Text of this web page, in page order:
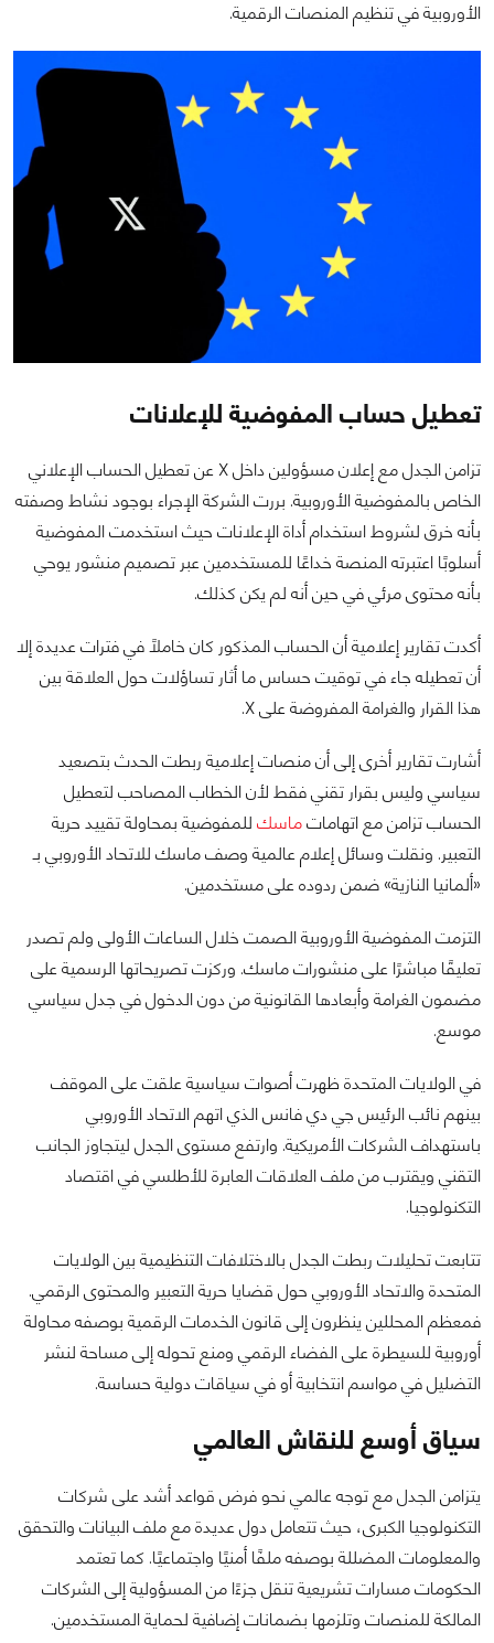
الأوروبية في تنظيم المنصات الرقمية.
تعطيل حساب المفوضية للإعلانات
تزامن الجدل مع إعلان مسؤولين داخل X عن تعطيل الحساب الإعلاني
الخاص بالمفوضية الأوروبية. بررت الشركة الإجراء بوجود نشاط وصفته
بأنه خرق لشروط استخدام أداة الإعلانات حيث استخدمت المفوضية
أسلوبًا اعتبرته المنصة خداعًا للمستخدمين عبر تصميم منشور يوحي
بأنه محتوى مرئي في حين أنه لم يكن كذلك.
أكدت تقارير إعلامية أن الحساب المذكور كان خاملًا في فترات عديدة إلا
أن تعطيله جاء في توقيت حساس ما أثار تساؤلات حول العلاقة بين
هذا القرار والغرامة المفروضة على X.
أشارت تقارير أخرى إلى أن منصات إعلامية ربطت الحدث بتصعيد
سياسي وليس بقرار تقني فقط لأن الخطاب المصاحب لتعطيل
الحساب تزامن مع اتهاماتماسك للمفوضية بمحاولة تقييد حرية
التعبير. ونقلت وسائل إعلام عالمية وصف ماسك للاتحاد الأوروبي بـ
«ألمانيا النازية» ضمن ردوده على مستخدمين.
التزمت المفوضية الأوروبية الصمت خلال الساعات الأولى ولم تصدر
تعليقًا مباشرًا على منشورات ماسك. وركزت تصريحاتها الرسمية على
مضمون الغرامة وأبعادها القانونية من دون الدخول في جدل سياسي
موسع.
في الولايات المتحدة ظهرت أصوات سياسية علقت على الموقف
بينهم نائب الرئيس جي دي فانس الذي اتهم الاتحاد الأوروبي
باستهداف الشركات الأمريكية. وارتفع مستوى الجدل ليتجاوز الجانب
التقني ويقترب من ملف العلاقات العابرة للأطلسي في اقتصاد
التكنولوجيا.
تتابعت تحليلات ربطت الجدل بالاختلافات التنظيمية بين الولايات
المتحدة والاتحاد الأوروبي حول قضايا حرية التعبير والمحتوى الرقمي.
فمعظم المحللين ينظرون إلى قانون الخدمات الرقمية بوصفه محاولة
أوروبية للسيطرة على الفضاء الرقمي ومنع تحوله إلى مساحة لنشر
التضليل في مواسم انتخابية أو في سياقات دولية حساسة.
سياق أوسع للنقاش العالمي
يتزامن الجدل مع توجه عالمي نحو فرض قواعد أشد على شركات
التكنولوجيا الكبرى، حيث تتعامل دول عديدة مع ملف البيانات والتحقق
والمعلومات المضللة بوصفه ملفًا أمنيًا واجتماعيًا. كما تعتمد
الحكومات مسارات تشريعية تنقل جزءًا من المسؤولية إلى الشركات
المالكة للمنصات وتلزمها بضمانات إضافية لحماية المستخدمين.